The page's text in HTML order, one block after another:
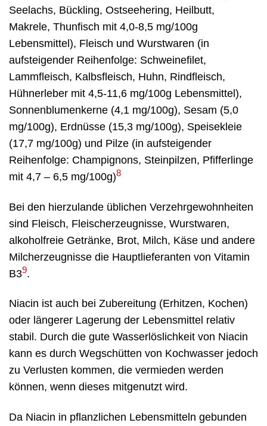
Seelachs, Bückling, Ostseehering, Heilbutt,
Makrele, Thunfisch mit 4,0-8,5 mg/100g
Lebensmittel), Fleisch und Wurstwaren (in
aufsteigender Reihenfolge: Schweinefilet,
Lammfleisch, Kalbsfleisch, Huhn, Rindfleisch,
Hühnerleber mit 4,5-11,6 mg/100g Lebensmittel),
Sonnenblumenkerne (4,1 mg/100g), Sesam (5,0
mg/100g), Erdnüsse (15,3 mg/100g), Speisekleie
(17,7 mg/100g) und Pilze (in aufsteigender
Reihenfolge: Champignons, Steinpilzen, Pfifferlinge
mit 4,7 – 6,5 mg/100g)8
Bei den hierzulande üblichen Verzehrgewohnheiten
sind Fleisch, Fleischerzeugnisse, Wurstwaren,
alkoholfreie Getränke, Brot, Milch, Käse und andere
Milcherzeugnisse die Hauptlieferanten von Vitamin
B39.
Niacin ist auch bei Zubereitung (Erhitzen, Kochen)
oder längerer Lagerung der Lebensmittel relativ
stabil. Durch die gute Wasserlöslichkeit von Niacin
kann es durch Wegschütten von Kochwasser jedoch
zu Verlusten kommen, die vermieden werden
können, wenn dieses mitgenutzt wird.
Da Niacin in pflanzlichen Lebensmitteln gebunden